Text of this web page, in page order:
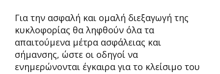
Για την ασφαλή και ομαλή διεξαγωγή της
κυκλοφορίας θα ληφθούν όλα τα
απαιτούμενα μέτρα ασφάλειας και
σήμανσης, ώστε οι οδηγοί να
ενημερώνονται έγκαιρα για το κλείσιμο του